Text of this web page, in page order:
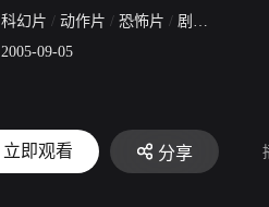
科幻片 / 动作片 / 恐怖片 / 剧情片
2005-09-05
立即观看 分享